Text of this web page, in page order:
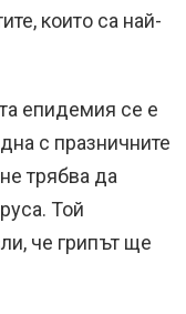
които са най-
епидемия се е
с празничните
трябва да
Той
че грипът ще